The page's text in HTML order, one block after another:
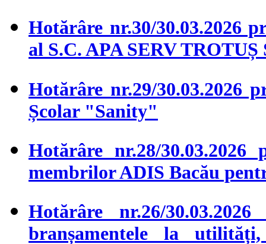
Hotărâre nr.30/30.03.2026
al S.C. APA SERV TROTUȘ
Hotărâre nr.29/
Școlar "Sanity"
Hotărâre nr.28/
membrilor ADIS Bacău
Hotărâre nr.26/
branșamentele la